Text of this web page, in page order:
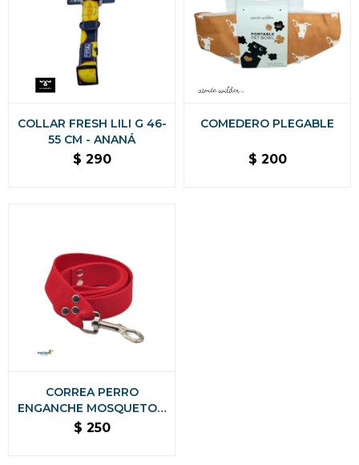
COLLAR FRESH LILI G 46-
55 CM - ANANÁ
$ 290
COMEDERO PLEGABLE
$ 200
CORREA PERRO
ENGANCHE MOSQUETON
1.20 M X 3.5 CM - ROJA
$ 250